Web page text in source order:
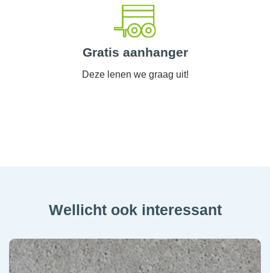
Gratis aanhanger
Deze lenen we graag uit!
Wellicht ook interessant